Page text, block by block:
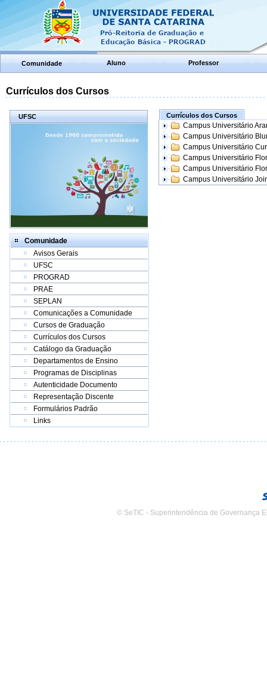
Comunidade Aluno Professor
Currículos dos Cursos
UFSC
Comunidade
Avisos Gerais
UFSC
PROGRAD
PRAE
SEPLAN
Comunicações a Comunidade
Cursos de Graduação
Currículos dos Cursos
Catálogo da Graduação
Departamentos de Ensino
Programas de Disciplinas
Autenticidade Documento
Representação Discente
Formulários Padrão
Links
Currículos dos Cursos
Campus Universitário
Campus Universitário
Campus Universitário
Campus Universitário
Campus Universitário
Campus Universitário
© SeTIC - Superintendência de Governança